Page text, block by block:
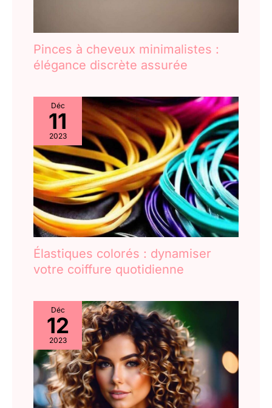
Pinces à cheveux minimalistes :
élégance discrète assurée
Déc
11
2023
Élastiques colorés : dynamiser
votre coiffure quotidienne
Déc
12
2023